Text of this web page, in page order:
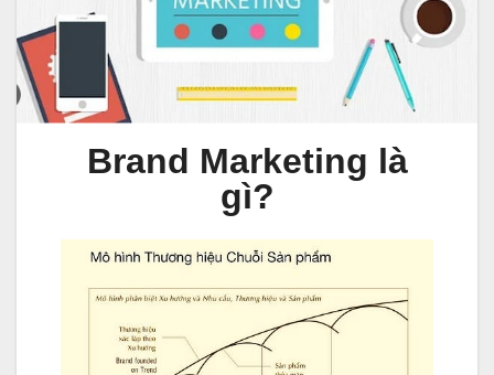
Brand Marketing là
gì?